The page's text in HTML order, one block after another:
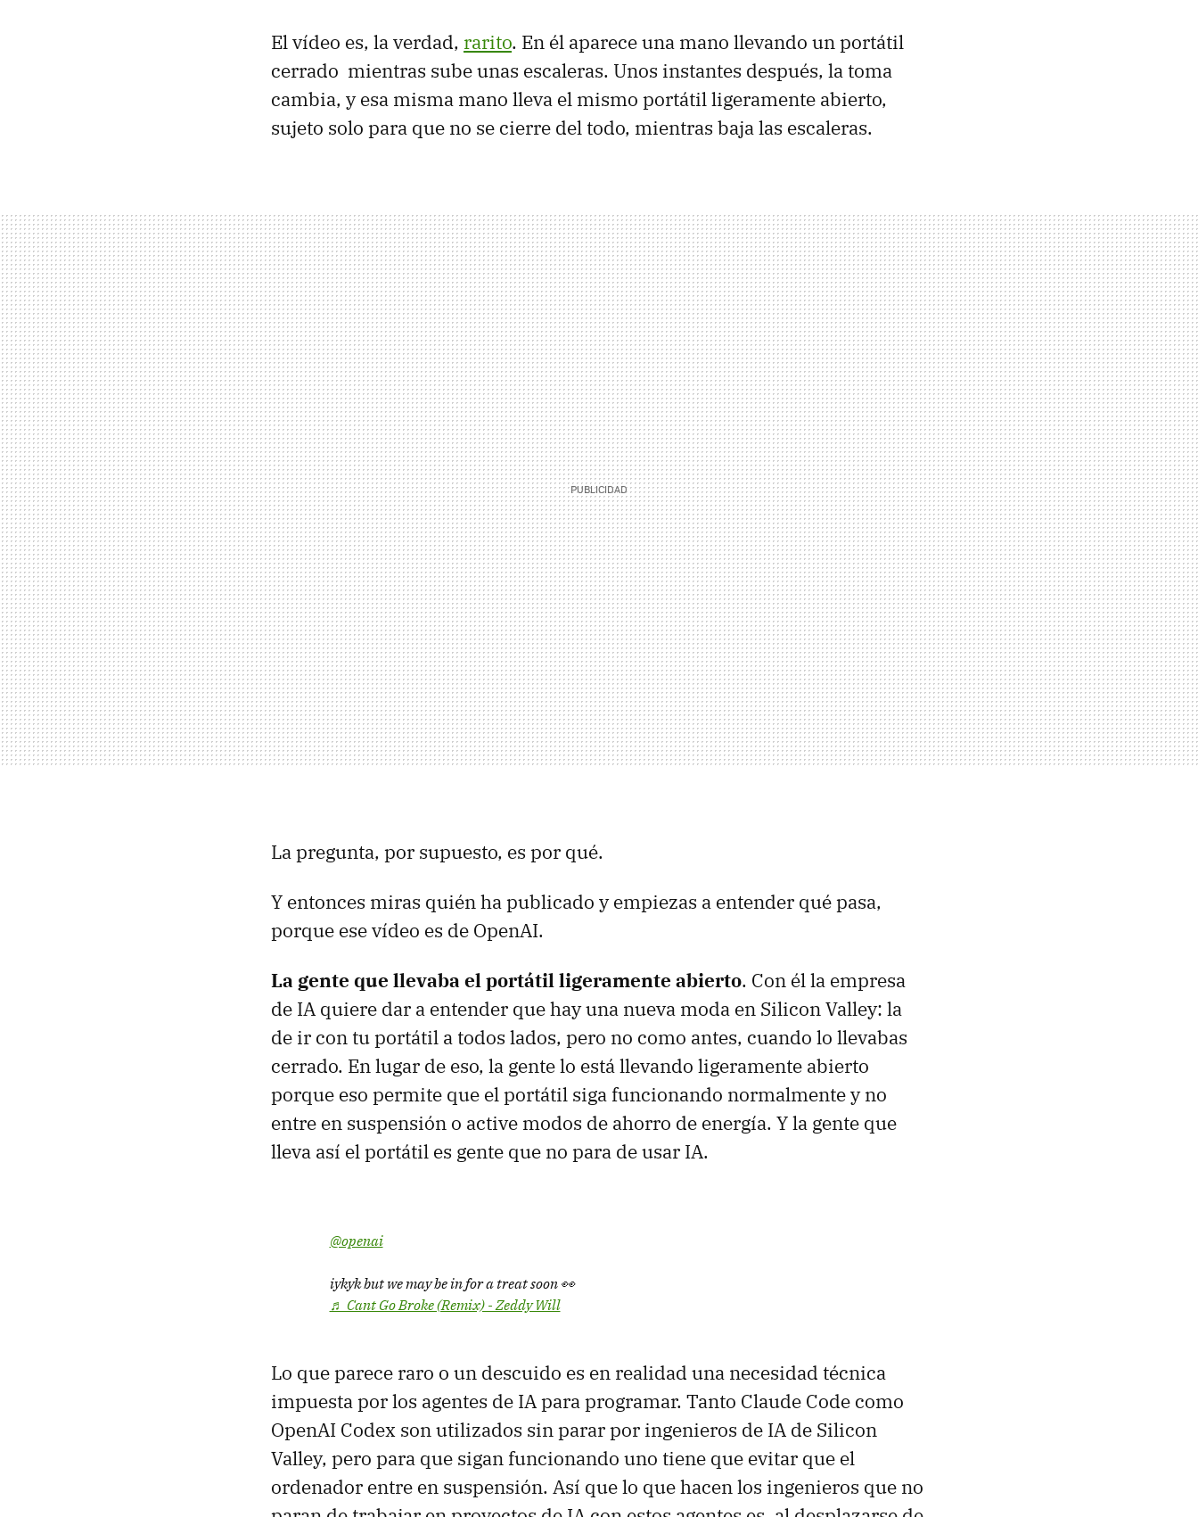
El vídeo es, la verdad, rarito. En él aparece una mano llevando un portátil
cerrado mientras sube unas escaleras. Unos instantes después, la toma
cambia, y esa misma mano lleva el mismo portátil ligeramente abierto,
sujeto solo para que no se cierre del todo, mientras baja las escaleras.
La pregunta, por supuesto, es por qué.
Y entonces miras quién ha publicado y empiezas a entender qué pasa,
porque ese vídeo es de OpenAI.
La gente que llevaba el portátil ligeramente abierto. Con él la empresa
de IA quiere dar a entender que hay una nueva moda en Silicon Valley: la
de ir con tu portátil a todos lados, pero no como antes, cuando lo llevabas
cerrado. En lugar de eso, la gente lo está llevando ligeramente abierto
porque eso permite que el portátil siga funcionando normalmente y no
entre en suspensión o active modos de ahorro de energía. Y la gente que
lleva así el portátil es gente que no para de usar IA.
@openai
iykyk but we may be in for a treat soon 👀
♬ Cant Go Broke (Remix) - Zeddy Will
Lo que parece raro o un descuido es en realidad una necesidad técnica
impuesta por los agentes de IA para programar. Tanto Claude Code como
OpenAI Codex son utilizados sin parar por ingenieros de IA de Silicon
Valley, pero para que sigan funcionando uno tiene que evitar que el
ordenador entre en suspensión. Así que lo que hacen los ingenieros que no